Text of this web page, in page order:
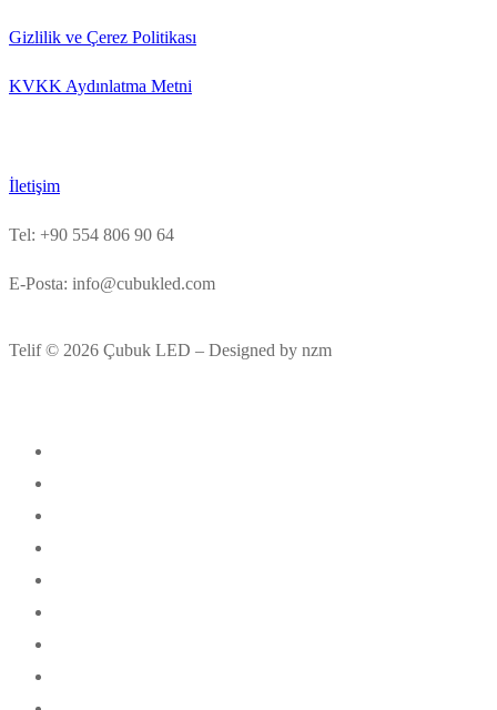
Gizlilik ve Çerez Politikası
KVKK Aydınlatma Metni
İletişim
Tel: +90 554 806 90 64
E-Posta: info@cubukled.com
Telif © 2026 Çubuk LED – Designed by nzm